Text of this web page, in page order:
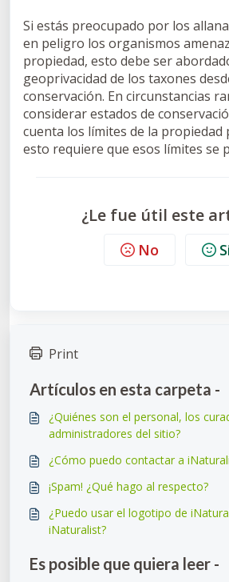
Si estás preocupado por los
en peligro los organismos
propiedad, esto debe ser
geoprivacidad de los taxones
conservación. En circunstancias
considerar estados de
cuenta los límites de la propiedad
esto requiere que esos límites se
¿Le fue útil este
No
Print
Artículos en esta carpeta -
¿Quiénes son el personal, los
administradores del sitio?
¿Cómo puedo contactar a
¡Spam! ¿Qué hago al respecto?
¿Puedo usar el logotipo de
iNaturalist?
Es posible que quiera leer -